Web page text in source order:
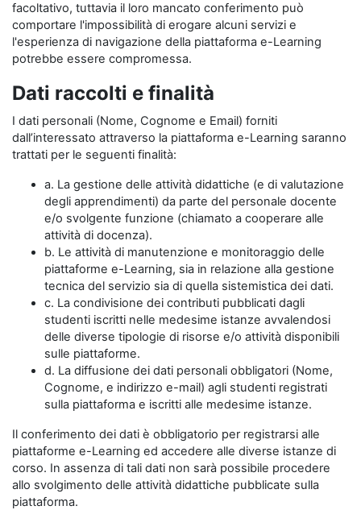
facoltativo, tuttavia il loro mancato conferimento può
comportare l'impossibilità di erogare alcuni servizi e
l'esperienza di navigazione della piattaforma e-Learning
potrebbe essere compromessa.
Dati raccolti e finalità
I dati personali (Nome, Cognome e Email) forniti
dall’interessato attraverso la piattaforma e-Learning saranno
trattati per le seguenti finalità:
a. La gestione delle attività didattiche (e di valutazione
degli apprendimenti) da parte del personale docente
e/o svolgente funzione (chiamato a cooperare alle
attività di docenza).
b. Le attività di manutenzione e monitoraggio delle
piattaforme e-Learning, sia in relazione alla gestione
tecnica del servizio sia di quella sistemistica dei dati.
c. La condivisione dei contributi pubblicati dagli
studenti iscritti nelle medesime istanze avvalendosi
delle diverse tipologie di risorse e/o attività disponibili
sulle piattaforme.
d. La diffusione dei dati personali obbligatori (Nome,
Cognome, e indirizzo e-mail) agli studenti registrati
sulla piattaforma e iscritti alle medesime istanze.
Il conferimento dei dati è obbligatorio per registrarsi alle
piattaforme e-Learning ed accedere alle diverse istanze di
corso. In assenza di tali dati non sarà possibile procedere
allo svolgimento delle attività didattiche pubblicate sulla
piattaforma.